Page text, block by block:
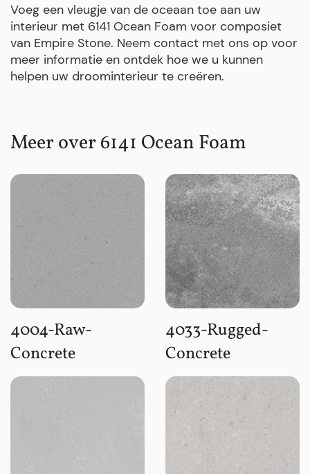
Voeg een vleugje van de oceaan toe aan uw
interieur met 6141 Ocean Foam voor composiet
van Empire Stone. Neem contact met ons op voor
meer informatie en ontdek hoe we u kunnen
helpen uw droominterieur te creëren.
Meer over 6141 Ocean Foam
4004-Raw-
Concrete
4033-Rugged-
Concrete